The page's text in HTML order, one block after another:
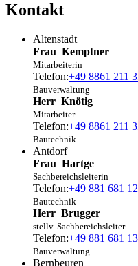
Kontakt
Altenstadt
Frau Kemptner
Mitarbeiterin
Telefon:+49 8861 211
Bauverwaltung
Herr Knötig
Mitarbeiter
Telefon:+49 8861 211
Bautechnik
Antdorf
Frau Hartge
Sachbereichsleiterin
Telefon:+49 881 681
Bautechnik
Herr Brugger
stellv. Sachbereichsleiter
Telefon:+49 881 681
Bauverwaltung
Bernbeuren